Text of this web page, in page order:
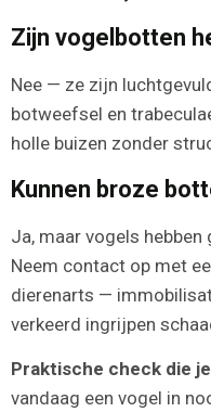
Zijn vogelbotten
Nee — ze zijn
botweefsel en
holle buizen zonder
Kunnen broze
Ja, maar vogels
Neem contact op met
dierenarts —
verkeerd ingrijpen
Praktische check die
vandaag een vogel in